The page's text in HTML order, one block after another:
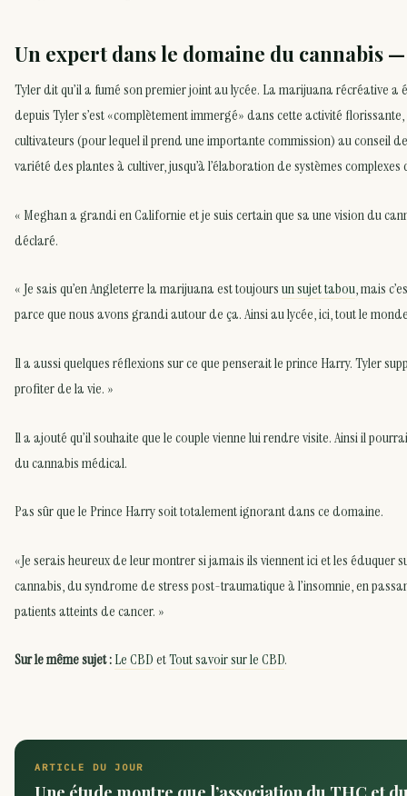
Un expert dans le domaine du cannabis
Tyler dit qu’il a fumé son premier joint au lycée. La marijuana récréative a
depuis Tyler s’est «complètement immergé» dans cette activité
cultivateurs (pour lequel il prend une importante commission) au conseil
variété des plantes à cultiver, jusqu’à l’élaboration de systèmes
« Meghan a grandi en Californie et je suis certain que sa une vision du
déclaré.
« Je sais qu’en Angleterre la marijuana est toujoursun sujet tabou, mais
parce que nous avons grandi autour de ça. Ainsi au lycée, ici, tout le
Il a aussi quelques réflexions sur ce que penserait le prince Harry. Tyler
profiter de la vie. »
Il a ajouté qu’il souhaite que le couple vienne lui rendre visite. Ainsi il
du cannabis médical.
Pas sûr que le Prince Harry soit totalement ignorant dans ce domaine.
«Je serais heureux de leur montrer si jamais ils viennent ici et les éduquer
cannabis, du syndrome de stress post-traumatique à l’insomnie, en
patients atteints de cancer. »
Sur le même sujet :Le CBDetTout savoir sur le CBD.
ARTICLE DU JOUR